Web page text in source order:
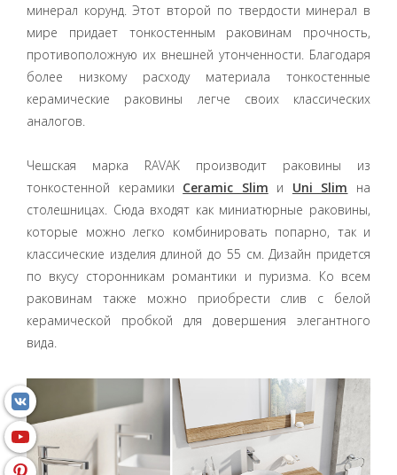
минерал корунд. Этот второй по твердости минерал в
мире придает тонкостенным раковинам прочность,
противоположную их внешней утонченности. Благодаря
более низкому расходу материала тонкостенные
керамические раковины легче своих классических
аналогов.
Чешская марка RAVAK производит раковины из
тонкостенной керамики Ceramic Slim и Uni Slim на
столешницах. Сюда входят как миниатюрные раковины,
которые можно легко комбинировать попарно, так и
классические изделия длиной до 55 см. Дизайн придется
по вкусу сторонникам романтики и пуризма. Ко всем
раковинам также можно приобрести слив с белой
керамической пробкой для довершения элегантного
вида.